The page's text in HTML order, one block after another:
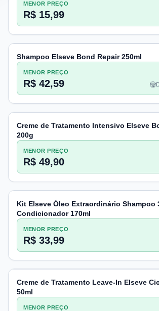
MENOR PREÇO
R$ 15,99
Shampoo Elseve Bond Repair 250ml
MENOR PREÇO
R$ 42,59
Creme de Tratamento Intensivo Elseve
200g
MENOR PREÇO
R$ 49,90
Kit Elseve Óleo Extraordinário Shampoo
Condicionador 170ml
MENOR PREÇO
R$ 33,99
Creme de Tratamento Leave-In Elseve
50ml
MENOR PREÇO